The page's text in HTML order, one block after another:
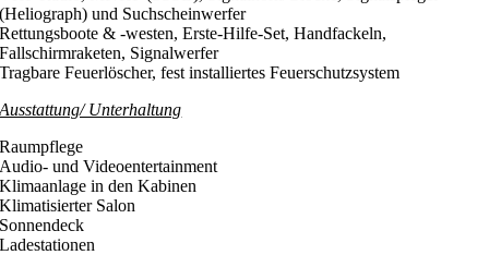
(Heliograph) und Suchscheinwerfer
Rettungsboote & -westen, Erste-Hilfe-Set, Handfackeln,
Fallschirmraketen, Signalwerfer
Tragbare Feuerlöscher, fest installiertes Feuerschutzsystem
Ausstattung/ Unterhaltung
Raumpflege
Audio- und Videoentertainment
Klimaanlage in den Kabinen
Klimatisierter Salon
Sonnendeck
Ladestationen